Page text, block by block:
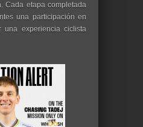
Cada etapa completada
una participación en
una experiencia ciclista